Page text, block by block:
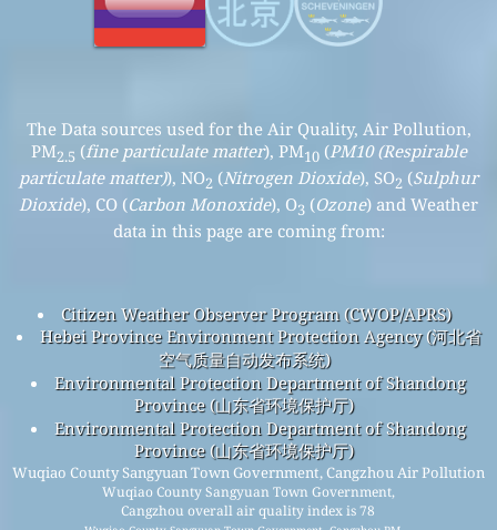
The Data sources used for the Air Quality, Air Pollution,
PM2.5 (fine particulate matter), PM10(PM10 (Respirable
particulate matter)), NO2 (Nitrogen Dioxide), SO2 (Sulphur
Dioxide), CO (Carbon Monoxide), O3 (Ozone) and Weather
data in this page are coming from:
Citizen Weather Observer Program (CWOP/APRS)
Hebei Province Environment Protection Agency (河北省
空气质量自动发布系统)
Environmental Protection Department of Shandong
Province (山东省环境保护厅)
Environmental Protection Department of Shandong
Province (山东省环境保护厅)
Wuqiao County Sangyuan Town Government, Cangzhou Air Pollution
Wuqiao County Sangyuan Town Government,
Cangzhou overall air quality index is 78